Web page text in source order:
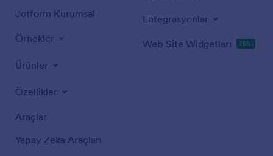
Jotform Kurumsal
Örnekler
Ürünler
Özellikler
Araçlar
Yapay Zeka Araçları
Entegrasyonlar
Web Site Widgetları YENİ